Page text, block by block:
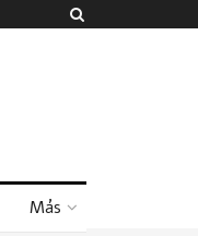
Más